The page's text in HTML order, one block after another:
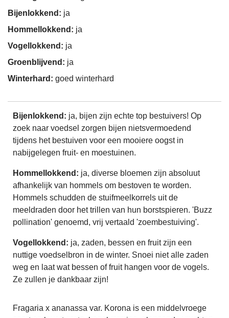
Bijenlokkend: ja
Hommellokkend: ja
Vogellokkend: ja
Groenblijvend: ja
Winterhard: goed winterhard
Bijenlokkend: ja, bijen zijn echte top bestuivers! Op
zoek naar voedsel zorgen bijen nietsvermoedend
tijdens het bestuiven voor een mooiere oogst in
nabijgelegen fruit- en moestuinen.
Hommellokkend: ja, diverse bloemen zijn absoluut
afhankelijk van hommels om bestoven te worden.
Hommels schudden de stuifmeelkorrels uit de
meeldraden door het trillen van hun borstspieren. 'Buzz
pollination' genoemd, vrij vertaald 'zoembestuiving'.
Vogellokkend: ja, zaden, bessen en fruit zijn een
nuttige voedselbron in de winter. Snoei niet alle zaden
weg en laat wat bessen of fruit hangen voor de vogels.
Ze zullen je dankbaar zijn!
Fragaria x ananassa var. Korona is een middelvroege